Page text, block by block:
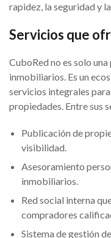
rapidez, la seguridad y
Servicios que
CuboRed no es solo
inmobiliarios. Es un
servicios integrales
propiedades. Entre sus
Publicación de
visibilidad.
Asesoramiento
inmobiliarios.
Red social interna
compradores
Sistema de gestión